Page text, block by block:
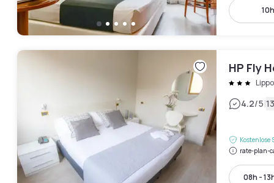
HP Fly
Lippo
4.2/5|
Kostenlose
rate-plan-
08h -